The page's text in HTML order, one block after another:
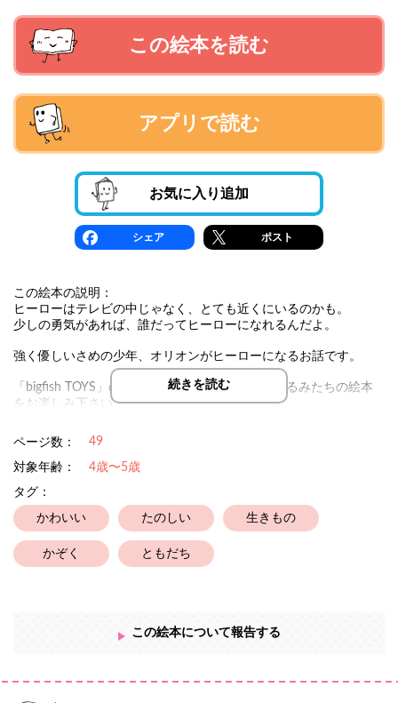
この絵本を読む
アプリで読む
お気に入り追加
シェア ポスト
この絵本の説明：
ヒーローはテレビの中じゃなく、とても近くにいるのかも。
少しの勇気があれば、誰だってヒーローになれるんだよ。
強く優しいさめの少年、オリオンがヒーローになるお話です。
「bigfish TOYS」のデザイナー JAMが描くぬいぐるみたちの絵本
をお楽しみ下さい。
次の絵本は「わにのバゲット」を出版予定です。
お楽しみに。
「さるのパンジー」
「くまのパプリカ」
「きつねのフランフィー」も、ぜひご覧下さい。
【カラフルポップなぬいぐるみ屋さん】
続きを読む
ページ数： 49
対象年齢：
4歳〜5歳
タグ：
かわいい たのしい 生きもの
かぞく ともだち
この絵本について報告する